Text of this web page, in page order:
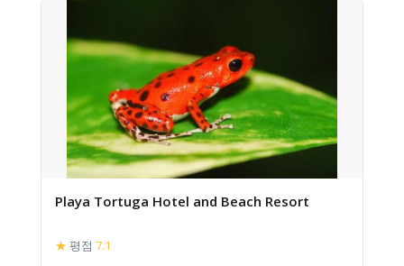
Playa Tortuga Hotel and Beach Resort
★ 평점 7.1